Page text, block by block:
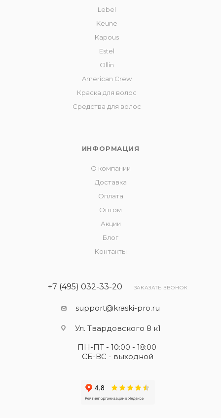
Lebel
Keune
Kapous
Estel
Ollin
American Crew
Краска для волос
Средства для волос
ИНФОРМАЦИЯ
О компании
Доставка
Оплата
Оптом
Акции
Блог
Контакты
+7 (495) 032-33-20 ЗАКАЗАТЬ ЗВОНОК
support@kraski-pro.ru
Ул. Твардовского 8 к1
ПН-ПТ - 10:00 - 18:00
СБ-ВС - выходной